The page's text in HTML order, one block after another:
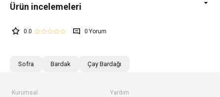
0.0 0
Sofra Bardak Çay Bardağı
Kurumsal Yardım